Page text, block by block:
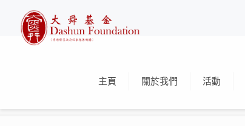
主頁 關於我們 活動